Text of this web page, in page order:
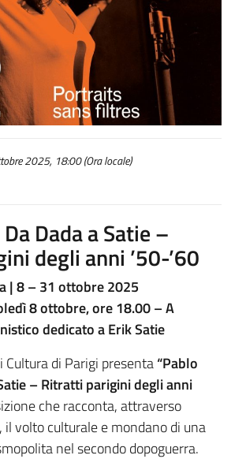
2025, 18:00 (Ora locale)
Dada a Satie –
degli anni ’50-’60
| 8 – 31 ottobre 2025
8 ottobre, ore 18.00 – A
dedicato a Erik Satie
Cultura di Parigi presenta“Pablo
– Ritratti parigini degli anni
che racconta, attraverso
il volto culturale e mondano di una
nel secondo dopoguerra.